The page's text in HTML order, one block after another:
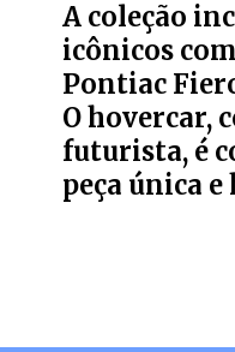
A coleção
icônicos
Pontiac
O hovercar,
futurista, é
peça única